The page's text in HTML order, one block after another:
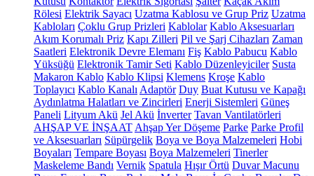
Rölesi Elektrik Sayacı Uzatma Kablosu ve Grup Priz Uzatma
Kabloları Çoklu Grup Prizleri Kablolar Kablo Aksesuarları
Akım Korumalı Priz Kapı Zilleri Pil ve Şarj Cihazları Zaman
Saatleri Elektronik Devre Elemanı Fiş Kablo Pabucu Kablo
Yüksüğü Elektronik Tamir Seti Kablo Düzenleyiciler Susta
Makaron Kablo Kablo Klipsi Klemens Kroşe Kablo
Toplayıcı Kablo Kanalı Adaptör Duy Buat Kutusu ve Kapağı
Aydınlatma Halatları ve Zincirleri Enerji Sistemleri Güneş
Paneli Lityum Akü Jel Akü İnverter Tavan Vantilatörleri
AHŞAP VE İNŞAAT Ahşap Yer Döşeme Parke Parke Profil
ve Aksesuarları Süpürgelik Boya ve Boya Malzemeleri Hobi
Boyaları Tempare Boyası Boya Malzemeleri Tinerler
Maskeleme Bandı Vernik Spatula Hışır Örtü Duvar Macunu